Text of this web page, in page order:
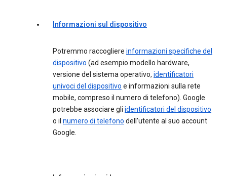
Informazioni sul dispositivo
Potremmo raccogliere informazioni specifiche del
dispositivo (ad esempio modello hardware,
versione del sistema operativo, identificatori
univoci del dispositivo e informazioni sulla rete
mobile, compreso il numero di telefono). Google
potrebbe associare gli identificatori del dispositivo
o il numero di telefono dell'utente al suo account
Google.